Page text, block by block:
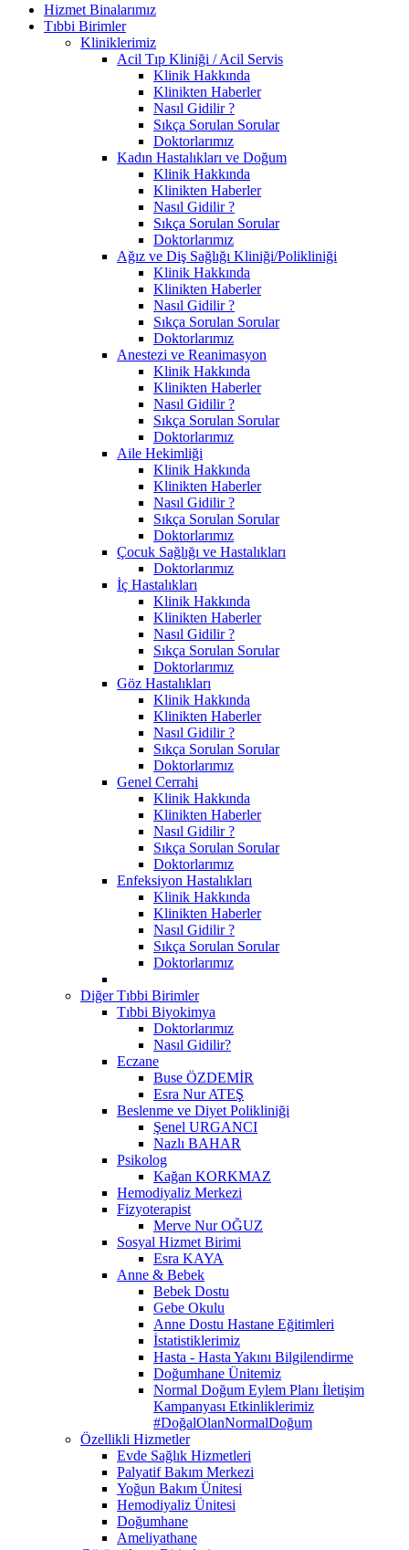
Hizmet Binalarımız
Tıbbi Birimler
Kliniklerimiz
Acil Tıp Kliniği / Acil Servis
Klinik Hakkında
Klinikten Haberler
Nasıl Gidilir ?
Sıkça Sorulan Sorular
Doktorlarımız
Kadın Hastalıkları ve Doğum
Klinik Hakkında
Klinikten Haberler
Nasıl Gidilir ?
Sıkça Sorulan Sorular
Doktorlarımız
Ağız ve Diş Sağlığı Kliniği/Polikliniği
Klinik Hakkında
Klinikten Haberler
Nasıl Gidilir ?
Sıkça Sorulan Sorular
Doktorlarımız
Anestezi ve Reanimasyon
Klinik Hakkında
Klinikten Haberler
Nasıl Gidilir ?
Sıkça Sorulan Sorular
Doktorlarımız
Aile Hekimliği
Klinik Hakkında
Klinikten Haberler
Nasıl Gidilir ?
Sıkça Sorulan Sorular
Doktorlarımız
Çocuk Sağlığı ve Hastalıkları
Doktorlarımız
İç Hastalıkları
Klinik Hakkında
Klinikten Haberler
Nasıl Gidilir ?
Sıkça Sorulan Sorular
Doktorlarımız
Göz Hastalıkları
Klinik Hakkında
Klinikten Haberler
Nasıl Gidilir ?
Sıkça Sorulan Sorular
Doktorlarımız
Genel Cerrahi
Klinik Hakkında
Klinikten Haberler
Nasıl Gidilir ?
Sıkça Sorulan Sorular
Doktorlarımız
Enfeksiyon Hastalıkları
Klinik Hakkında
Klinikten Haberler
Nasıl Gidilir ?
Sıkça Sorulan Sorular
Doktorlarımız
Diğer Tıbbi Birimler
Tıbbi Biyokimya
Doktorlarımız
Nasıl Gidilir?
Eczane
Buse ÖZDEMİR
Esra Nur ATEŞ
Beslenme ve Diyet Polikliniği
Şenel URGANCI
Nazlı BAHAR
Psikolog
Kağan KORKMAZ
Hemodiyaliz Merkezi
Fizyoterapist
Merve Nur OĞUZ
Sosyal Hizmet Birimi
Esra KAYA
Anne & Bebek
Bebek Dostu
Gebe Okulu
Anne Dostu Hastane Eğitimleri
İstatistiklerimiz
Hasta - Hasta Yakını Bilgilendirme
Doğumhane Ünitemiz
Normal Doğum Eylem Planı İletişim
Kampanyası Etkinliklerimiz
#DoğalOlanNormalDoğum
Özellikli Hizmetler
Evde Sağlık Hizmetleri
Palyatif Bakım Merkezi
Yoğun Bakım Ünitesi
Hemodiyaliz Ünitesi
Doğumhane
Ameliyathane